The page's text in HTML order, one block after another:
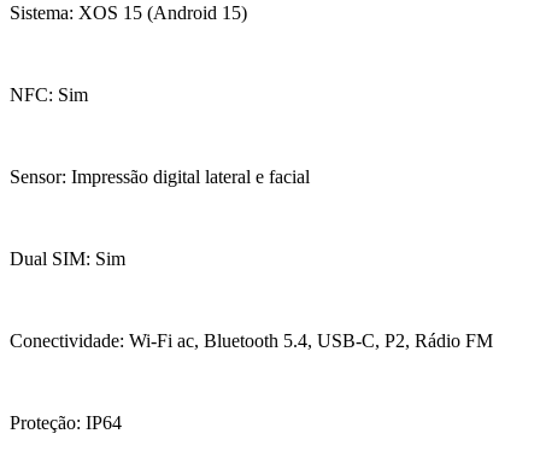
Sistema: XOS 15 (Android 15)
NFC: Sim
Sensor: Impressão digital lateral e facial
Dual SIM: Sim
Conectividade: Wi-Fi ac, Bluetooth 5.4, USB-C, P2, Rádio FM
Proteção: IP64